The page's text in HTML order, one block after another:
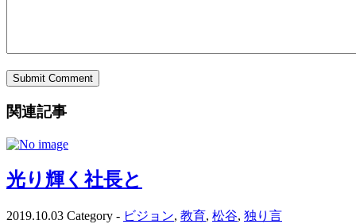
関連記事
光り輝く社長と
2019.10.03 Category - ビジョン, 教育, 松谷, 独り言